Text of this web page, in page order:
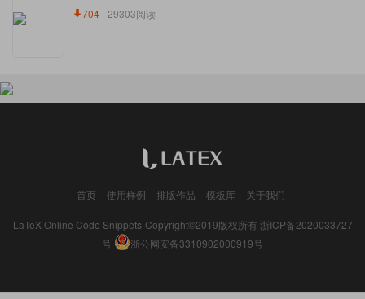
704 29303阅读
首页 使用样例 排版作品 模板库 关于我们
LaTeX Online Code Snippets-Copyright©2019版权所有 浙ICP备2020033727
号
浙公网安备3310902000919号